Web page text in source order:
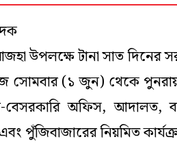
উপলক্ষে টানা সাত দিনের
সোমবার (১ জুন) থেকে
বেসরকারি অফিস, আদালত,
এবং পুঁজিবাজারের নিয়মিত